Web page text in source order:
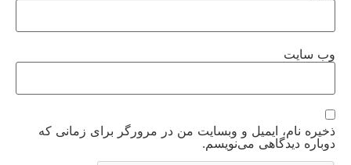
وب‌ سایت
ذخیره نام، ایمیل و وبسایت من در مرورگر برای زمانی که
دوباره دیدگاهی می‌نویسم.